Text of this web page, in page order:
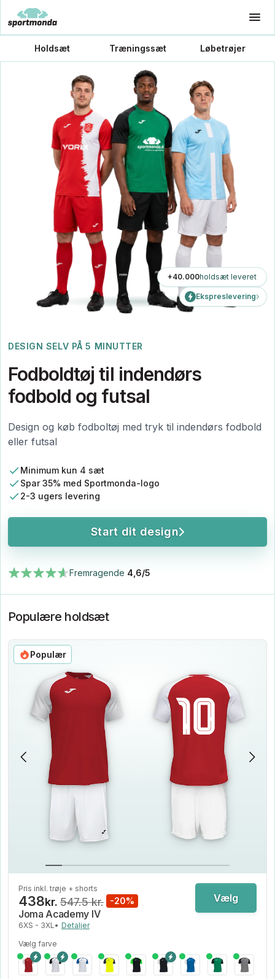
Holdsæt Træningssæt Løbetrøjer
DESIGN SELV PÅ 5 MINUTTER
Fodboldtøj til indendørs
fodbold og futsal
Design og køb fodboltøj med tryk til indendørs fodbold
eller futsal
Minimum kun 4 sæt
Spar 35% med Sportmonda-logo
2-3 ugers levering
Start dit design
Fremragende 4,6/5
+40.000holdsæt leveret
Ekspreslevering
Populære holdsæt
Populær
Pris inkl. trøje + shorts
438kr. 547.5 kr. -20%
Joma Academy IV
6XS - 3XL• Detaljer
Vælg
Vælg farve